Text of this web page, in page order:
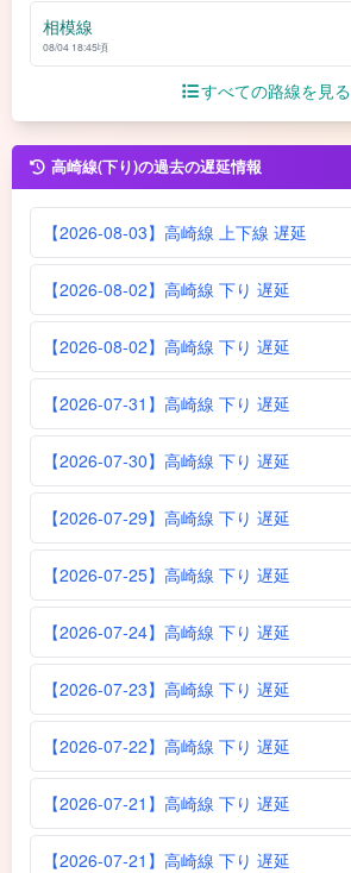
相模線
08/04 18:45頃
すべての路線を見る
高崎線(下り)の過去の遅延情報
【2026-08-03】高崎線 上下線 遅延
【2026-08-02】高崎線 下り 遅延
【2026-08-02】高崎線 下り 遅延
【2026-07-31】高崎線 下り 遅延
【2026-07-30】高崎線 下り 遅延
【2026-07-29】高崎線 下り 遅延
【2026-07-25】高崎線 下り 遅延
【2026-07-24】高崎線 下り 遅延
【2026-07-23】高崎線 下り 遅延
【2026-07-22】高崎線 下り 遅延
【2026-07-21】高崎線 下り 遅延
【2026-07-21】高崎線 下り 遅延